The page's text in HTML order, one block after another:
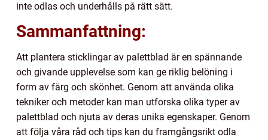
inte odlas och underhålls på rätt sätt.
Sammanfattning:
Att plantera sticklingar av palettblad är en spännande
och givande upplevelse som kan ge riklig belöning i
form av färg och skönhet. Genom att använda olika
tekniker och metoder kan man utforska olika typer av
palettblad och njuta av deras unika egenskaper. Genom
att följa våra råd och tips kan du framgångsrikt odla